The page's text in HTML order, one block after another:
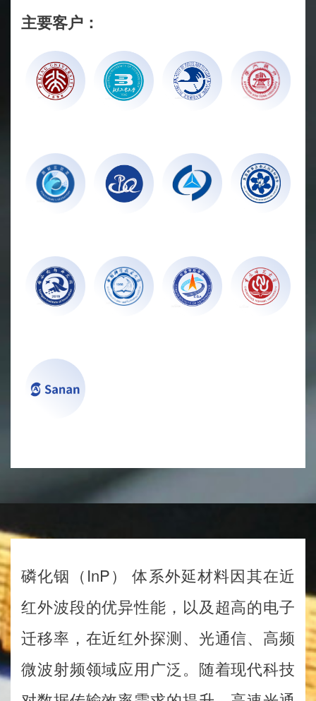
主要客户：
磷化铟（InP） 体系外延材料因其在近
红外波段的优异性能，以及超高的电子
迁移率，在近红外探测、光通信、高频
微波射频领域应用广泛。随着现代科技